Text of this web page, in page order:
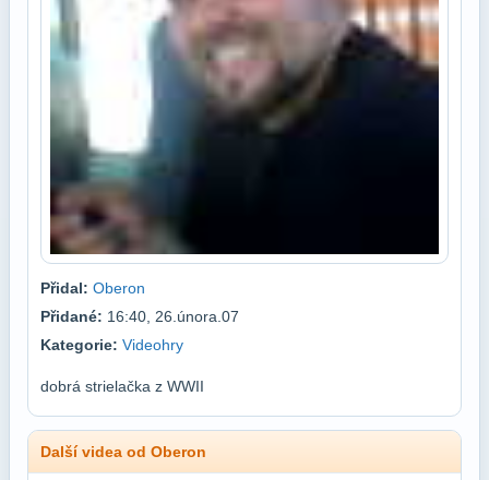
Přidal: Oberon
Přidané: 16:40, 26.února.07
Kategorie: Videohry
dobrá strielačka z WWII
Další videa od Oberon